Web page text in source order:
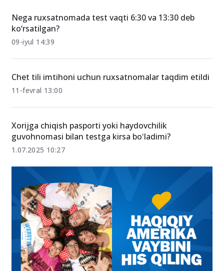
tanishishi mumkin
11-iyul 17:17
ko‘rsatilgan?
09-iyul 14:39
Chet tili imtihoni uchun ruxsatnomalar taqdim etildi
11-fevral 13:00
1.07.2025 10:27